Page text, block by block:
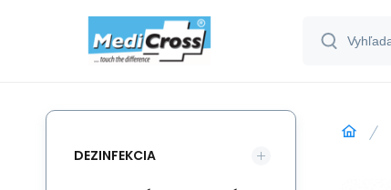
DEZINFEKCIA